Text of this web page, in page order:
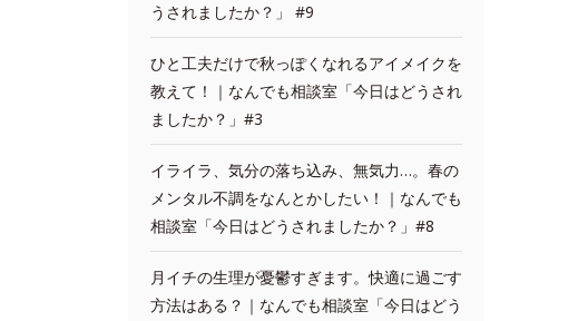
うされましたか？」 #9
ひと工夫だけで秋っぽくなれるアイメイクを
教えて！｜なんでも相談室「今日はどうされ
ましたか？」#3
イライラ、気分の落ち込み、無気力…。春の
メンタル不調をなんとかしたい！｜なんでも
相談室「今日はどうされましたか？」#8
月イチの生理が憂鬱すぎます。快適に過ごす
方法はある？｜なんでも相談室「今日はどう